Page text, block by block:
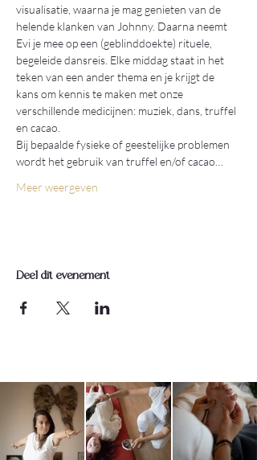
visualisatie, waarna je mag genieten van de
helende klanken van Johnny. Daarna neemt
Evi je mee op een (geblinddoekte) rituele,
begeleide dansreis. Elke middag staat in het
teken van een ander thema en je krijgt de
kans om kennis te maken met onze
verschillende medicijnen: muziek, dans, truffel
en cacao.
Bij bepaalde fysieke of geestelijke problemen
wordt het gebruik van truffel en/of cacao…
Meer weergeven
Deel dit evenement